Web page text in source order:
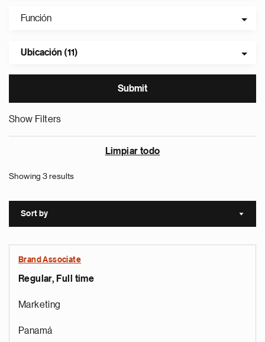
Función
Ubicación (11)
Show Filters
Limpiar todo
Showing 3 results
Sort by Sort
Brand Associate
Regular, Full time
Marketing
Panamá